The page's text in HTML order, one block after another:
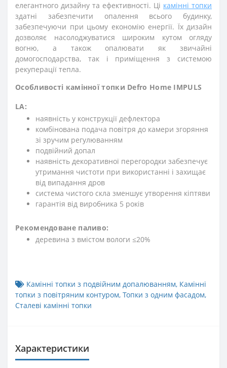
елегантного дизайну та ефективності. Ці камінні топки
здатні забезпечити опалення всього будинку,
забезпечуючи при цьому економію енергії. Їх дизайн
дозволяє насолоджуватися широким кутом огляду
вогню, а також опалювати як звичайні
домогосподарства, так і приміщення з системою
рекуперації тепла.
Особливості камінної топки Defro Home IMPULS
LA:
наявність у конструкції дефлектора
комбінована подача повітря до камери згоряння
зі зручим регулюванням
подвійний допал
наявність декоративної перегородки забезпечує
утримання чистоти при використанні і захищає
від випадання дров
система чистого скла зменшує утворення кіптяви
гарантія від виробника 5 років
Рекомендоване паливо:
деревина з вмістом вологи ≤20%
Камінні топки з подвійним допалюванням, Камінні
топки з повітряним контуром, Топки з одним фасадом,
Сталеві камінні топки
Характеристики